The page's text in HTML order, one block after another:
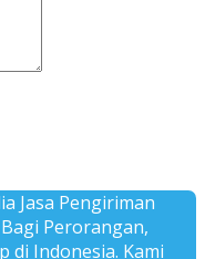
Jasa Pengiriman
Perorangan,
di Indonesia. Kami